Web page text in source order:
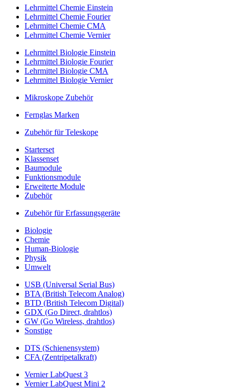
Lehrmittel Chemie Einstein
Lehrmittel Chemie Fourier
Lehrmittel Chemie CMA
Lehrmittel Chemie Vernier
Lehrmittel Biologie Einstein
Lehrmittel Biologie Fourier
Lehrmittel Biologie CMA
Lehrmittel Biologie Vernier
Mikroskope Zubehör
Fernglas Marken
Zubehör für Teleskope
Starterset
Klassenset
Baumodule
Funktionsmodule
Erweiterte Module
Zubehör
Zubehör für Erfassungsgeräte
Biologie
Chemie
Human-Biologie
Physik
Umwelt
USB (Universal Serial Bus)
BTA (British Telecom Analog)
BTD (British Telecom Digital)
GDX (Go Direct, drahtlos)
GW (Go Wireless, drahtlos)
Sonstige
DTS (Schienensystem)
CFA (Zentripetalkraft)
Vernier LabQuest 3
Vernier LabQuest Mini 2